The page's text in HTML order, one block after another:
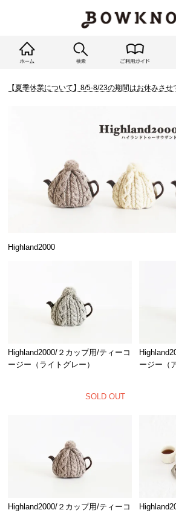
【夏季休業について】8/5-8/23の期間はお休みさ
Highland2000
Highland2000/２カップ用/ティーコ
ージー（ライトグレー）
SOLD OUT
ージー（
Highland2000/２カップ用/ティーコ